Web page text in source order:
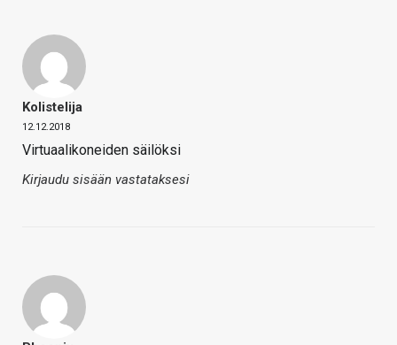
Kolistelija
12.12.2018
Virtuaalikoneiden säilöksi
Kirjaudu sisään vastataksesi